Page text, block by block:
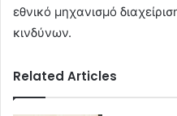
εθνικό μηχανισμό
κινδύνων.
Related Articles